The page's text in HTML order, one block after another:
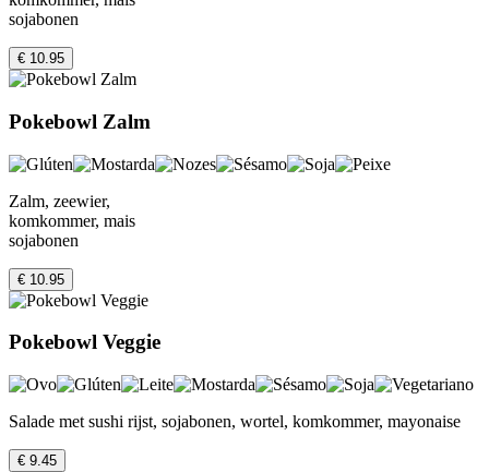
sojabonen
€ 10.95
Pokebowl Zalm
Zalm, zeewier,
komkommer, mais
sojabonen
€ 10.95
Pokebowl Veggie
Salade met sushi rijst, sojabonen, wortel, komkommer, mayonaise
€ 9.45